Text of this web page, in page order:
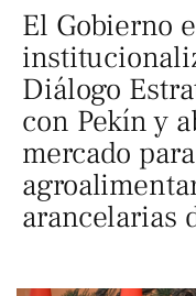
El Gobierno
Diálogo
con Pekín y
mercado
arancelarias